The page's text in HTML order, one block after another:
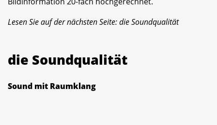
Lesen Sie auf der nächsten Seite: die Soundqualität
die Soundqualität
Sound mit Raumklang